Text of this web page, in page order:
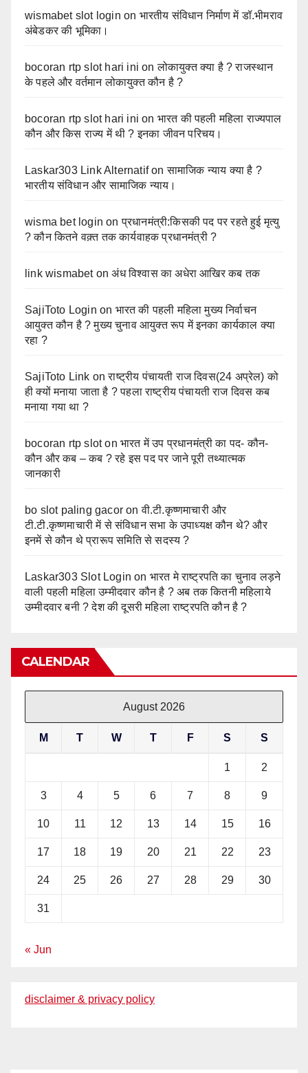
wismabet slot login on भारतीय संविधान निर्माण में डॉ.भीमराव
अंबेडकर की भूमिका।
bocoran rtp slot hari ini onलोकायुक्त क्या है ? राजस्थान
के पहले और वर्तमान लोकायुक्त कौन है ?
bocoran rtp slot hari ini on भारत की पहली महिला राज्यपाल
कौन और किस राज्य में थी ? इनका जीवन परिचय।
Laskar303 Link Alternatifonसामाजिक न्याय क्या है ?
भारतीय संविधान और सामाजिक न्याय।
wisma bet login onप्रधानमंत्री:किसकी पद पर रहते हुई मृत्यु
? कौन कितने वक़्त तक कार्यवाहक प्रधानमंत्री ?
link wismabetonअंध विश्वास का अधेरा आखिर कब तक
SajiToto Login on भारत की पहली महिला मुख्य निर्वाचन
आयुक्त कौन है ? मुख्य चुनाव आयुक्त रूप में इनका कार्यकाल क्या
रहा ?
SajiToto Link onराष्ट्रीय पंचायती राज दिवस(24 अप्रेल) को
ही क्यों मनाया जाता है ? पहला राष्ट्रीय पंचायती राज दिवस कब
मनाया गया था ?
bocoran rtp slotonभारत में उप प्रधानमंत्री का पद- कौन-
कौन और कब – कब ? रहे इस पद पर जाने पूरी तथ्यात्मक
जानकारी
bo slot paling gacor onवी.टी.कृष्णमाचारी और
टी.टी.कृष्णमाचारी में से संविधान सभा के उपाध्यक्ष कौन थे? और
इनमें से कौन थे प्रारूप समिति से सदस्य ?
Laskar303 Slot Login on भारत मे राष्ट्रपति का चुनाव लड़ने
वाली पहली महिला उम्मीदवार कौन है ? अब तक कितनी महिलाये
उम्मीदवार बनी ? देश की दूसरी महिला राष्ट्रपति कौन है ?
CALENDAR
August 2026
M T W T F S S
1 2
3 4 5 6 7 8 9
10 11 12 13 14 15 16
17 18 19 20 21 22 23
24 25 26 27 28 29 30
31
« Jun
disclaimer & privacy policy